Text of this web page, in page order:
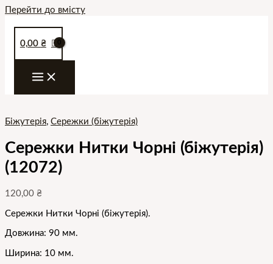
Перейти до вмісту
0,00 ₴
Біжутерія, Сережки (біжутерія)
Сережки Нитки Чорні (біжутерія)
(12072)
120,00 ₴
Сережки Нитки Чорні (біжутерія).
Довжина: 90 мм.
Ширина: 10 мм.